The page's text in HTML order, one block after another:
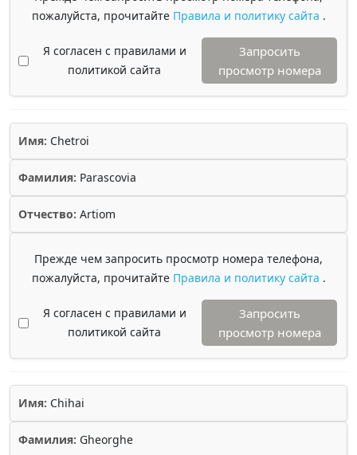
пожалуйста, прочитайте Правила и политику сайта .
Я согласен с правилами и
политикой сайта
Запросить
просмотр номера
Имя: Chetroi
Фамилия: Parascovia
Отчество: Artiom
Прежде чем запросить просмотр номера телефона,
пожалуйста, прочитайте Правила и политику сайта .
Я согласен с правилами и
политикой сайта
Запросить
просмотр номера
Имя: Chihai
Фамилия: Gheorghe